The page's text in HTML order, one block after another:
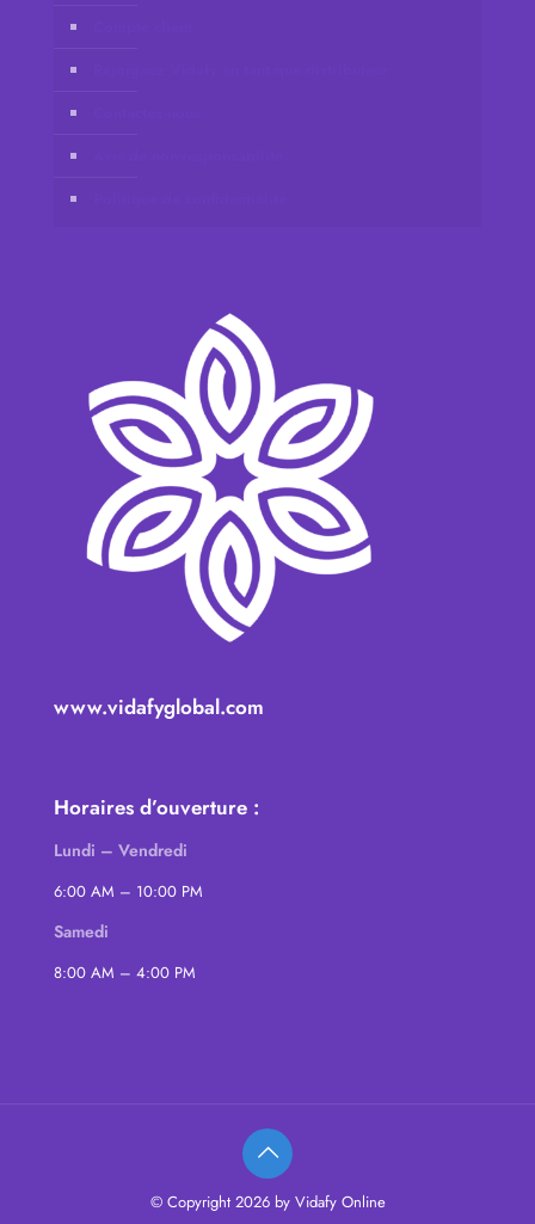
www.vidafyglobal.com
Horaires d’ouverture :
Lundi – Vendredi
6:00 AM – 10:00 PM
Samedi
8:00 AM – 4:00 PM
© Copyright 2026 by Vidafy Online